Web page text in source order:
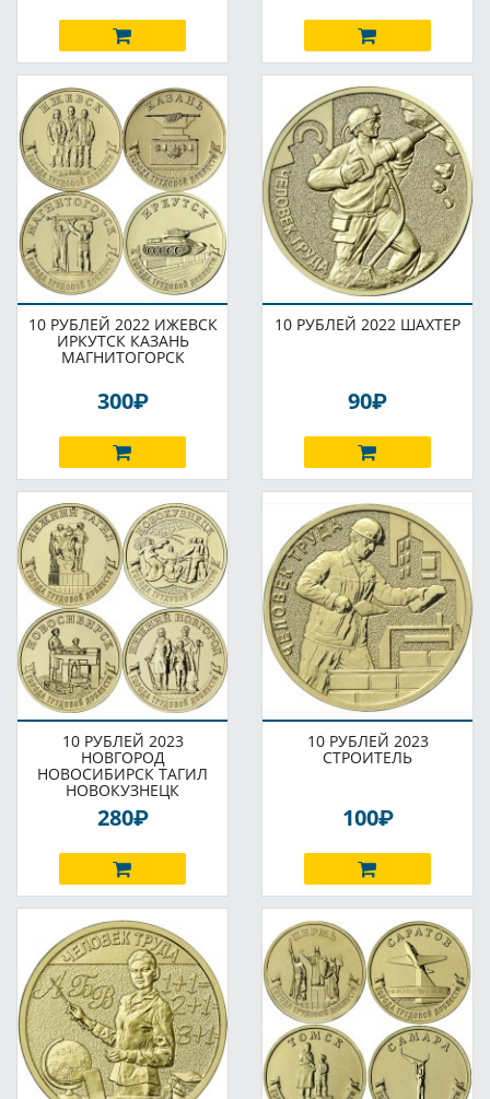
10 РУБЛЕЙ 2022 ИЖЕВСК
ИРКУТСК КАЗАНЬ
МАГНИТОГОРСК
300P
10 РУБЛЕЙ 2022 ШАХТЕР
90P
10 РУБЛЕЙ 2023
НОВГОРОД
НОВОСИБИРСК ТАГИЛ
НОВОКУЗНЕЦК
280P
10 РУБЛЕЙ 2023
СТРОИТЕЛЬ
100P